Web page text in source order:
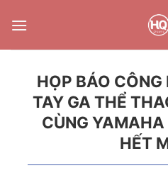
qua
HỌP BÁO CÔNG
TAY GA THỂ
CÙNG YAMAHA
HẾT